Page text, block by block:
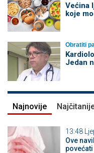
Većina
koje
Obratiti
Jedan
Najnovije
13:48
Ove